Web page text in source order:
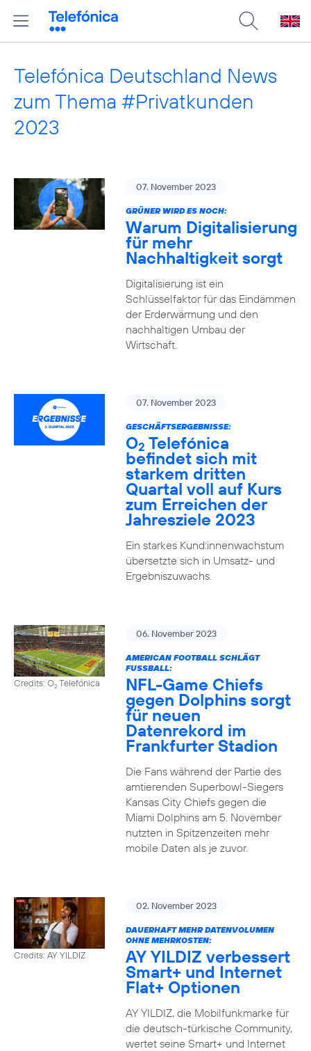
Telefónica Deutschland News
zum Thema #Privatkunden
2023
07. November 2023
GRÜNER WIRD ES NOCH:
Warum Digitalisierung
für mehr
Nachhaltigkeit sorgt
Digitalisierung ist ein
Schlüsselfaktor für das Eindämmen
der Erderwärmung und den
nachhaltigen Umbau der
Wirtschaft.
07. November 2023
GESCHÄFTSERGEBNISSE:
O2 Telefónica
befindet sich mit
starkem dritten
Quartal voll auf Kurs
zum Erreichen der
Jahresziele 2023
Ein starkes Kund:innenwachstum
übersetzte sich in Umsatz- und
Ergebniszuwachs.
Credits: O2Telefónica
06. November 2023
AMERICAN FOOTBALL SCHLÄGT
FUSSBALL:
NFL-Game Chiefs
gegen Dolphins sorgt
für neuen
Datenrekord im
Frankfurter Stadion
Die Fans während der Partie des
amtierenden Superbowl-Siegers
Kansas City Chiefs gegen die
Miami Dolphins am 5. November
nutzten in Spitzenzeiten mehr
mobile Daten als je zuvor.
Credits: AY YILDIZ
02. November 2023
DAUERHAFT MEHR DATENVOLUMEN
OHNE MEHRKOSTEN:
AY YILDIZ verbessert
Smart+ und Internet
Flat+ Optionen
AY YILDIZ, die Mobilfunkmarke für
die deutsch-türkische Community,
wertet seine Smart+ und Internet